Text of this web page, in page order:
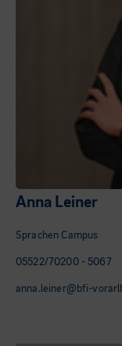
Anna Leiner
Sprachen Campus
05522/70200 - 5067
anna.leiner@bfi-